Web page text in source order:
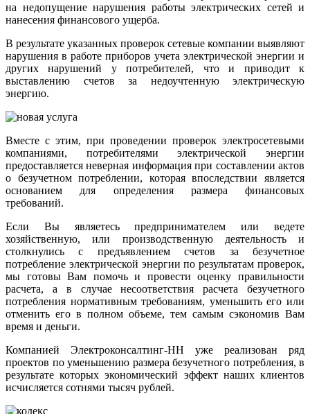
на недопущение нарушения работы электрических сетей и
нанесения финансового ущерба.
В результате указанных проверок сетевые компании выявляют
нарушения в работе приборов учета электрической энергии и
других нарушений у потребителей, что и приводит к
выставлению счетов за недоучтенную электрическую
энергию.
Вместе с этим, при проведении проверок электросетевыми
компаниями, потребителями электрической энергии
предоставляется неверная информация при составлении актов
о безучетном потреблении, которая впоследствии является
основанием для определения размера финансовых
требований.
Если Вы являетесь предпринимателем или ведете
хозяйственную, или производственную деятельность и
столкнулись с предъявлением счетов за безучетное
потребление электрической энергии по результатам проверок,
мы готовы Вам помочь и провести оценку правильности
расчета, а в случае несоответствия расчета безучетного
потребления нормативным требованиям, уменьшить его или
отменить его в полном объеме, тем самым сэкономив Вам
время и деньги.
Компанией Электроконсалтинг-НН уже реализован ряд
проектов по уменьшению размера безучетного потребления, в
результате которых экономический эффект наших клиентов
исчисляется сотнями тысяч рублей.